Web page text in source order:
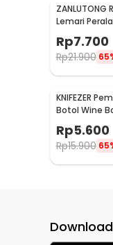
Lemari
Rp7.700
Rp21.900
KNIFEZER
Botol Wine
Stainless
Rp5.600
Rp15.900